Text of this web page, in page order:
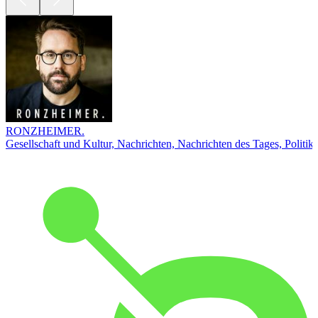
RONZHEIMER.
Gesellschaft und Kultur, Nachrichten, Nachrichten des Tages, Politik